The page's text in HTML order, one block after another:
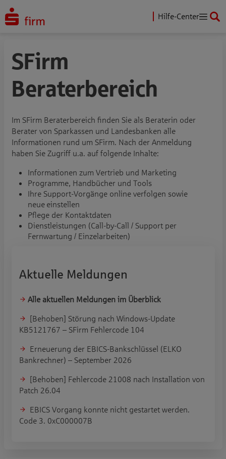
Hilfe-Center
SFirm
Beraterbereich
Im SFirm Beraterbereich finden Sie als Beraterin oder
Berater von Sparkassen und Landesbanken alle
Informationen rund um SFirm. Nach der Anmeldung
haben Sie Zugriff u.a. auf folgende Inhalte:
Informationen zum Vertrieb und Marketing
Programme, Handbücher und Tools
Ihre Support-Vorgänge online verfolgen sowie
neue einstellen
Pflege der Kontaktdaten
Dienstleistungen (Call-by-Call / Support per
Fernwartung / Einzelarbeiten)
Aktuelle Meldungen
Alle aktuellen Meldungen im Überblick
[Behoben] Störung nach Windows-Update
KB5121767 – SFirm Fehlercode 104
Erneuerung der EBICS-Bankschlüssel (ELKO
Bankrechner) – September 2026
[Behoben] Fehlercode 21008 nach Installation von
Patch 26.04
EBICS Vorgang konnte nicht gestartet werden.
Code 3. 0xC000007B